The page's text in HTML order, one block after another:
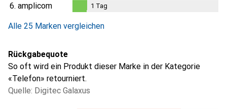
6. amplicom 1 Tag
Alle 25 Marken vergleichen
Rückgabequote
So oft wird ein Produkt dieser Marke in der Kategorie
«Telefon» retourniert.
Quelle: Digitec Galaxus